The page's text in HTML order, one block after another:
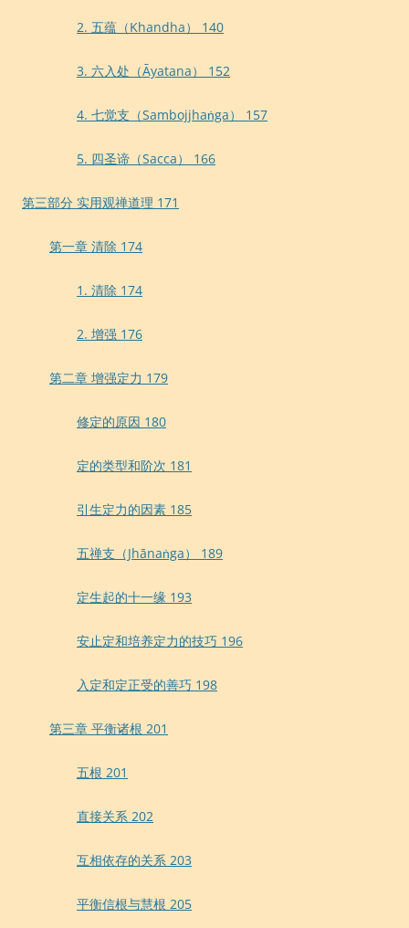
2. 五蕴（Khandha） 140
3. 六入处（Āyatana） 152
4. 七觉支（Sambojjhaṅga） 157
5. 四圣谛（Sacca） 166
第三部分 实用观禅道理 171
第一章 清除 174
1. 清除 174
2. 增强 176
第二章 增强定力 179
修定的原因 180
定的类型和阶次 181
引生定力的因素 185
五禅支（Jhānaṅga） 189
定生起的十一缘 193
安止定和培养定力的技巧 196
入定和定正受的善巧 198
第三章 平衡诸根 201
五根 201
直接关系 202
互相依存的关系 203
平衡信根与慧根 205